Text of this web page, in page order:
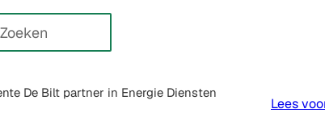
website)
De Bilt partner in Energie Diensten
Lees